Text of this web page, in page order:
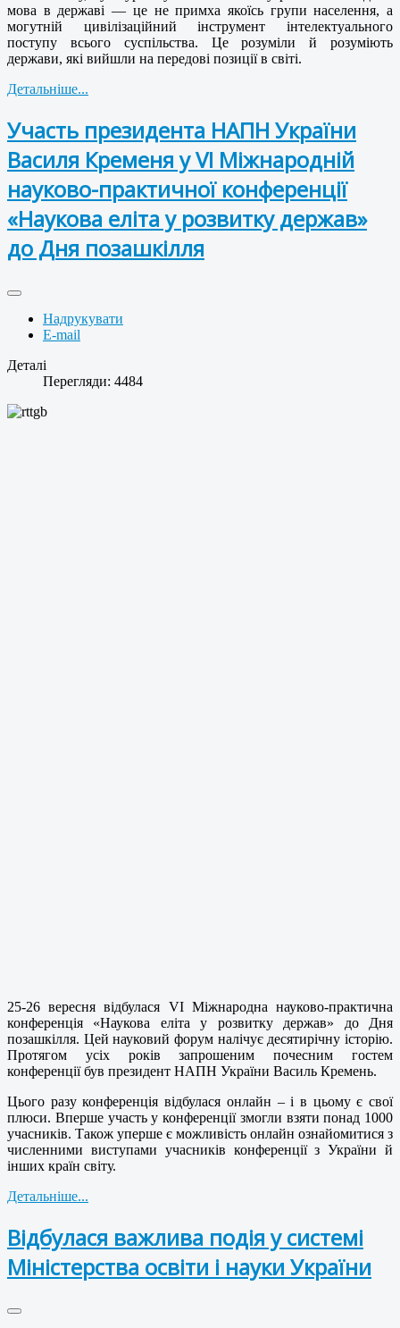
мова в державі — це не примха якоїсь групи населення, а
могутній цивілізаційний інструмент інтелектуального
поступу всього суспільства. Це розуміли й розуміють
держави, які вийшли на передові позиції в світі.
Детальніше...
Участь президента НАПН України
Василя Кременя у VІ Міжнародній
науково-практичної конференції
«Наукова еліта у розвитку держав»
до Дня позашкілля
Надрукувати
E-mail
Деталі
Перегляди: 4484
25-26 вересня відбулася VІ Міжнародна науково-практична
конференція «Наукова еліта у розвитку держав» до Дня
позашкілля. Цей науковий форум налічує десятирічну історію.
Протягом усіх років запрошеним почесним гостем
конференції був президент НАПН України Василь Кремень.
Цього разу конференція відбулася онлайн – і в цьому є свої
плюси. Вперше участь у конференції змогли взяти понад 1000
учасників. Також уперше є можливість онлайн ознайомитися з
численними виступами учасників конференції з України й
інших країн світу.
Детальніше...
Відбулася важлива подія у системі
Міністерства освіти і науки України